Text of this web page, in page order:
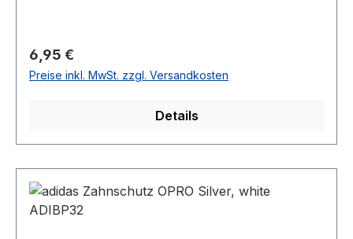
Regulärer Preis:
6,95 €
Preise inkl. MwSt. zzgl. Versandkosten
Details